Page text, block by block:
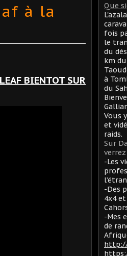
à la
BIENTOT SUR
Que
fois
le
du
km
à
du
Vous
et
raids.
Sur
verrez
-Les
-Des
4x4
-Mes
de